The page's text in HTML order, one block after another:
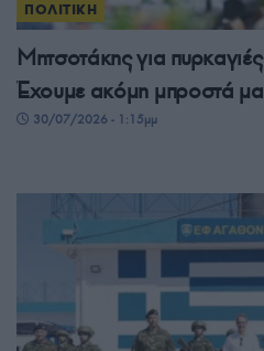
ΠΟΛΙΤΙΚΗ
Μητσοτάκης για
Έχουμε ακόμη μπροστά
30/07/2026 - 1:15μμ